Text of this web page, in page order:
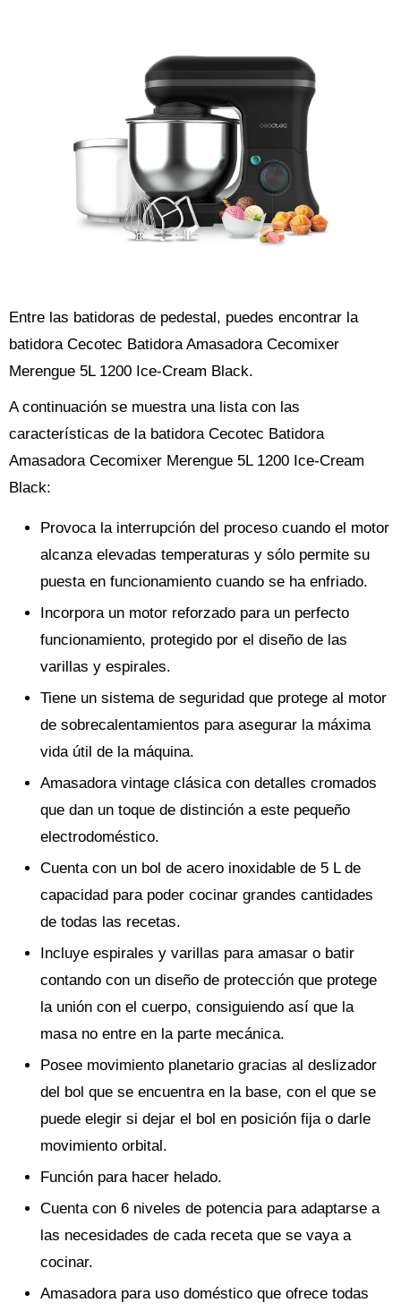
Entre las batidoras de pedestal, puedes encontrar la
batidora Cecotec Batidora Amasadora Cecomixer
Merengue 5L 1200 Ice-Cream Black.
A continuación se muestra una lista con las
características de la batidora Cecotec Batidora
Amasadora Cecomixer Merengue 5L 1200 Ice-Cream
Black:
Provoca la interrupción del proceso cuando el motor
alcanza elevadas temperaturas y sólo permite su
puesta en funcionamiento cuando se ha enfriado.
Incorpora un motor reforzado para un perfecto
funcionamiento, protegido por el diseño de las
varillas y espirales.
Tiene un sistema de seguridad que protege al motor
de sobrecalentamientos para asegurar la máxima
vida útil de la máquina.
Amasadora vintage clásica con detalles cromados
que dan un toque de distinción a este pequeño
electrodoméstico.
Cuenta con un bol de acero inoxidable de 5 L de
capacidad para poder cocinar grandes cantidades
de todas las recetas.
Incluye espirales y varillas para amasar o batir
contando con un diseño de protección que protege
la unión con el cuerpo, consiguiendo así que la
masa no entre en la parte mecánica.
Posee movimiento planetario gracias al deslizador
del bol que se encuentra en la base, con el que se
puede elegir si dejar el bol en posición fija o darle
movimiento orbital.
Función para hacer helado.
Cuenta con 6 niveles de potencia para adaptarse a
las necesidades de cada receta que se vaya a
cocinar.
Amasadora para uso doméstico que ofrece todas